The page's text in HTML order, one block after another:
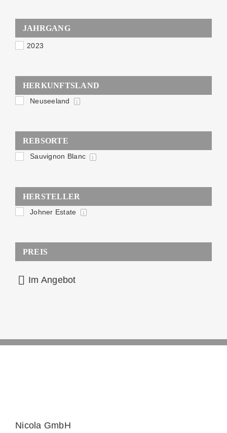
JAHRGANG
2023
HERKUNFTSLAND
Neuseeland 1
REBSORTE
Sauvignon Blanc 1
HERSTELLER
Johner Estate 1
PREIS
Im Angebot
Nicola GmbH